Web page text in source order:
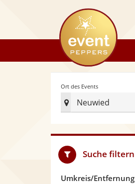
eventpeppers
Ort des Events
Neuwied
Radius
Suche filtern
Umkreis/Entfernung